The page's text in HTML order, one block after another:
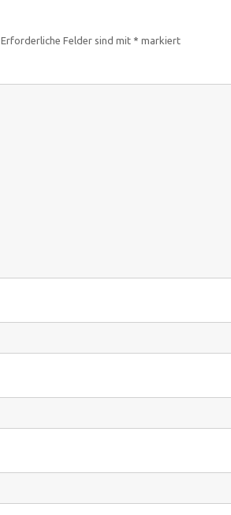
Erforderliche Felder sind mit * markiert